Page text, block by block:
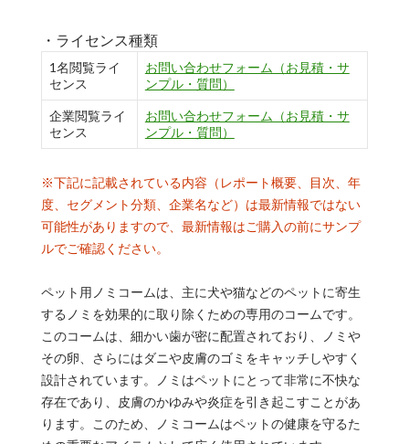
・ライセンス種類
1名閲覧ライ
センス
お問い合わせフォーム（お見積・サ
ンプル・質問）
企業閲覧ライ
センス
お問い合わせフォーム（お見積・サ
ンプル・質問）
※下記に記載されている内容（レポート概要、目次、年
度、セグメント分類、企業名など）は最新情報ではない
可能性がありますので、最新情報はご購入の前にサンプ
ルでご確認ください。
ペット用ノミコームは、主に犬や猫などのペットに寄生
するノミを効果的に取り除くための専用のコームです。
このコームは、細かい歯が密に配置されており、ノミや
その卵、さらにはダニや皮膚のゴミをキャッチしやすく
設計されています。ノミはペットにとって非常に不快な
存在であり、皮膚のかゆみや炎症を引き起こすことがあ
ります。このため、ノミコームはペットの健康を守るた